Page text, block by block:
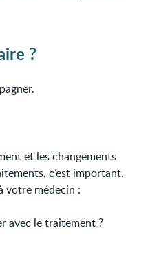
?
et les changements
c’est important.
votre médecin :
avec le traitement ?